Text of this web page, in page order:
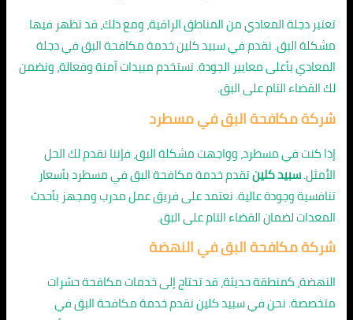
تعتبر دجلة المعادي من المناطق الراقية، ومع ذلك، قد تظهر فيها
مشكلة البق. نقدم في سبيد كلين خدمة مكافحة البق في دجلة
المعادي بأعلى معايير الجودة. نستخدم مبيدات آمنة وفعالة، ونضمن
لك القضاء التام على البق.
شركة مكافحة البق في مسطرد
إذا كنت في مسطرد، وواجهت مشكلة البق، فإننا نقدم لك الحل
الأمثل.سبيد كلينتقدم خدمة مكافحة البق في مسطرد بأسعار
تنافسية وجودة عالية. نعتمد على فريق عمل مدرب ومجهز بأحدث
المعدات لضمان القضاء التام على البق.
شركة مكافحة البق في النهضة
النهضة، كمنطقة حديثة، قد تحتاج إلى خدمات مكافحة حشرات
متخصصة. نحن في سبيد كلين نقدم خدمة مكافحة البق في